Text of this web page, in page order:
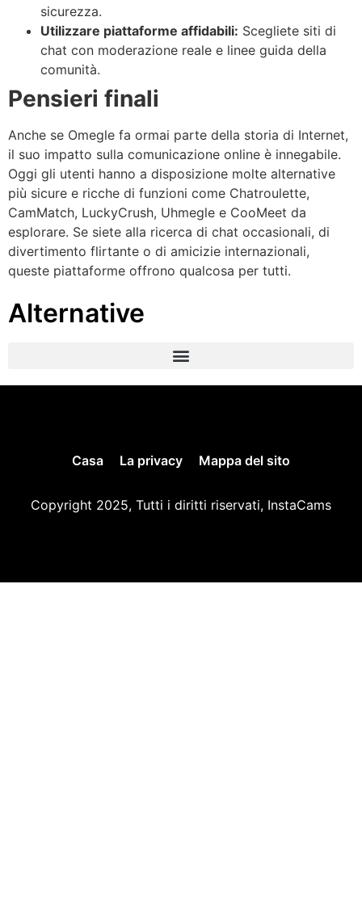
sicurezza.
Utilizzare piattaforme affidabili: Scegliete siti di
chat con moderazione reale e linee guida della
comunità.
Pensieri finali
Anche se Omegle fa ormai parte della storia di Internet,
il suo impatto sulla comunicazione online è innegabile.
Oggi gli utenti hanno a disposizione molte alternative
più sicure e ricche di funzioni come Chatroulette,
CamMatch, LuckyCrush, Uhmegle e CooMeet da
esplorare. Se siete alla ricerca di chat occasionali, di
divertimento flirtante o di amicizie internazionali,
queste piattaforme offrono qualcosa per tutti.
Alternative
Casa La privacy Mappa del sito
Copyright 2025, Tutti i diritti riservati, InstaCams